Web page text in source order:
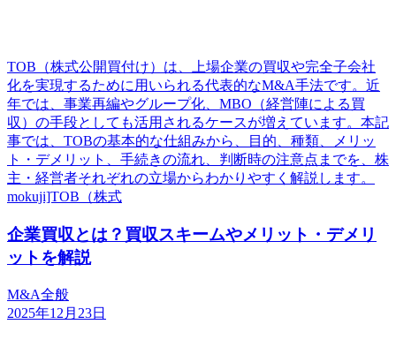
TOB（株式公開買付け）は、上場企業の買収や完全子会社
化を実現するために用いられる代表的なM&A手法です。近
年では、事業再編やグループ化、MBO（経営陣による買
収）の手段としても活用されるケースが増えています。本記
事では、TOBの基本的な仕組みから、目的、種類、メリッ
ト・デメリット、手続きの流れ、判断時の注意点までを、株
主・経営者それぞれの立場からわかりやすく解説します。
mokuji]TOB（株式
企業買収とは？買収スキームやメリット・デメリ
ットを解説
M&A全般
2025年12月23日